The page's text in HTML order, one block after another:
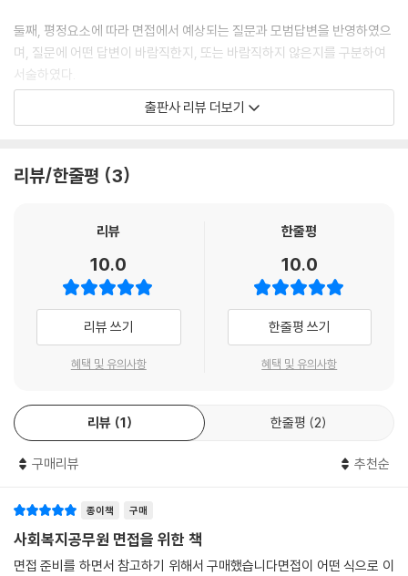
둘째, 평정요소에 따라 면접에서 예상되는 질문과 모범답변을 반영하였으
며, 질문에 어떤 답변이 바람직한지, 또는 바람직하지 않은지를 구분하여
서술하였다.
셋째, 5가지 평정요소별로 체계적인 학습이 될 수 있도록 각 요소별 핵심
출제되었던 면접질문(일부는 답변에 도움이 되는 정보를 수록함)을 부록
다섯째, 각 지방자치단체의 어떠한 내용을 중점적으로 해야 하는가, 그리
고 지방자치단체별 청렴도, 재정자립도/재정자주도, 문화관광축제 등 필
요한 기초자료를 수록하였다.
마지막으로 본 교재는 동영상 강의를 통해서도 충분한 학습이 가능하다.
메가공무원 김형준 교수의 강좌 페이지에서 [2023 사회복지직 공무원 면
접특강]이라는 강의제목의 동영상 강의를 통해 학습을 할 수 있다.
출판사 리뷰 더보기
리뷰/한줄평 3
리뷰
10.0
리뷰 쓰기
혜택 및 유의사항
한줄평
10.0
한줄평 쓰기
혜택 및 유의사항
리뷰 1 한줄평 2
구매리뷰 추천순
종이책 구매
사회복지공무원 면접을 위한 책
면접 준비를 하면서 참고하기 위해서 구매했습니다면접이 어떤 식으로 이